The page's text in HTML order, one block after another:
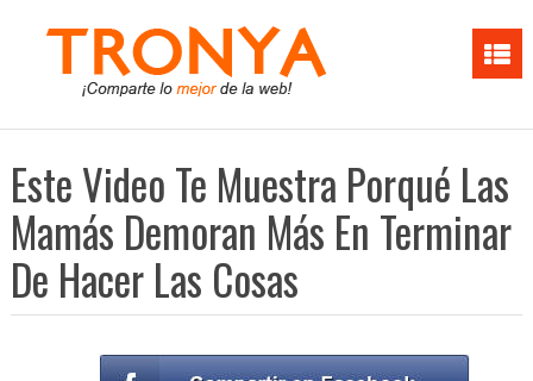
Este Video Te Muestra Porqué Las
Mamás Demoran Más En Terminar
De Hacer Las Cosas